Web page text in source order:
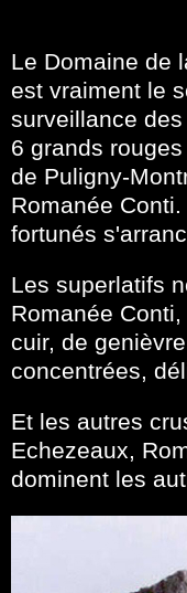
Le Domaine de
est vraiment le
surveillance
6 grands
de Puligny-
Romanée
fortunés
Les superlatifs
Romanée
cuir, de
concentrées,
Et les autres
Echezeaux,
dominent les